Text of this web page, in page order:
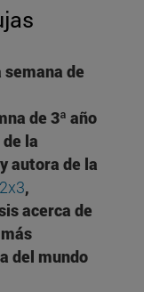
semana de
de 3ª año
de la
y autora de la
,
acerca de
del mundo